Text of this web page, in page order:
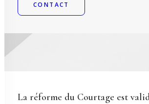
CONTACT
LAURENCE LAUTRETTE
La réforme du Courtage est